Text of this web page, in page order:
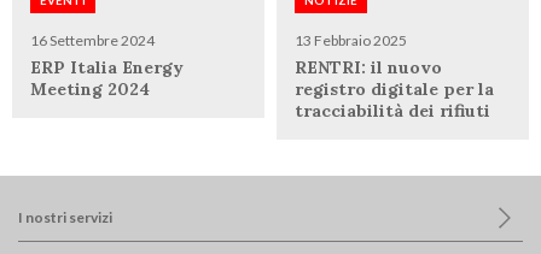
16 Settembre 2024
ERP Italia Energy
Meeting 2024
13 Febbraio 2025
RENTRI: il nuovo
registro digitale per la
tracciabilità dei rifiuti
I nostri servizi